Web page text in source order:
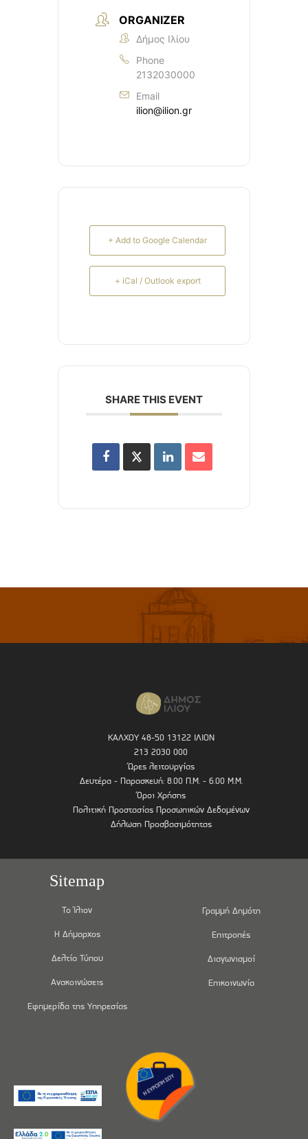
ORGANIZER
Δήμος Ιλίου
Phone
2132030000
Email
ilion@ilion.gr
+ Add to Google Calendar
+ iCal / Outlook export
SHARE THIS EVENT
ΚΑΛΧΟΥ 48-50 13122 ΙΛΙΟΝ
213 2030 000
Ώρες λειτουργίας
Δευτέρα - Παρασκευή: 8.00 Π.Μ. - 6.00 Μ.Μ.
Όροι Χρήσης
Πολιτική Προστασίας Προσωπικών Δεδομένων
Δήλωση Προσβασιμότητας
Sitemap
Το Ίλιον
Η Δήμαρχος
Δελτία Τύπου
Ανακοινώσεις
Εφημερίδα της Υπηρεσίας
Γραμμή Δημότη
Επιτροπές
Διαγωνισμοί
Επικοινωνία